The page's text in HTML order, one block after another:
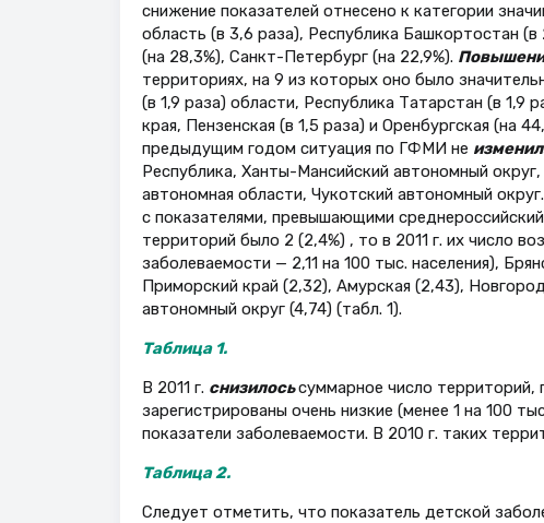
снижение показателей отнесено к категории
область (в 3,6 раза), Республика Башкортостан
(на 28,3%), Санкт-Петербург (на 22,9%).
территориях, на 9 из которых оно было
(в 1,9 раза) области, Республика Татарстан (в 1,9
края, Пензенская (в 1,5 раза) и Оренбургская (на
предыдущим годом ситуация по ГФМИ не
Республика, Ханты-Мансийский автономный
автономная области, Чукотский автономный
с показателями, превышающими
территорий было 2 (2,4%) , то в 2011 г. их число
заболеваемости — 2,11 на 100 тыс. населения),
Приморский край (2,32), Амурская (2,43),
автономный округ (4,74) (табл. 1).
Таблица 1.
В 2011 г. снизилосьсуммарное число территорий,
зарегистрированы очень низкие (менее 1 на 100
показатели заболеваемости. В 2010 г. таких
Таблица 2.
Следует отметить, что показатель детской